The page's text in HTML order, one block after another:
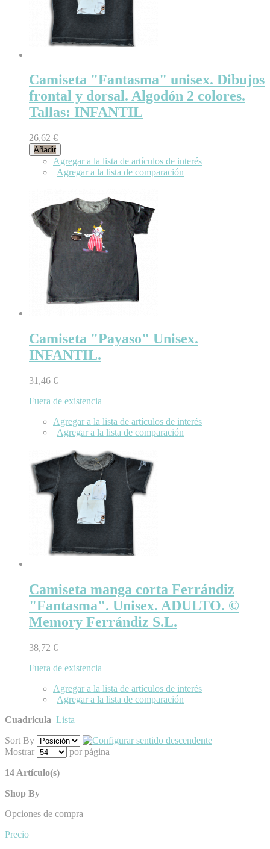
Camiseta "Fantasma" unisex. Dibujos
frontal y dorsal. Algodón 2 colores.
Tallas: INFANTIL
26,62 €
Añadir
Agregar a la lista de artículos de interés
| Agregar a la lista de comparación
Camiseta "Payaso" Unisex.
INFANTIL.
31,46 €
Fuera de existencia
Agregar a la lista de artículos de interés
| Agregar a la lista de comparación
Camiseta manga corta Ferrándiz
"Fantasma". Unisex. ADULTO. ©
Memory Ferrándiz S.L.
38,72 €
Fuera de existencia
Agregar a la lista de artículos de interés
| Agregar a la lista de comparación
Cuadricula Lista
Sort By
Mostrar
por página
14 Artículo(s)
Shop By
Opciones de compra
Precio